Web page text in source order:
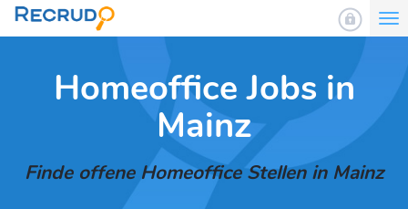
Homeoffice Jobs in
Mainz
Finde offene Homeoffice Stellen in Mainz